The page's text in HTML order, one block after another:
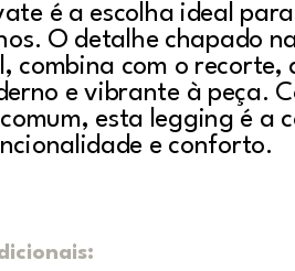
é a escolha ideal
O detalhe chapado
combina com o recorte,
e vibrante à peça.
esta legging é a
e conforto.